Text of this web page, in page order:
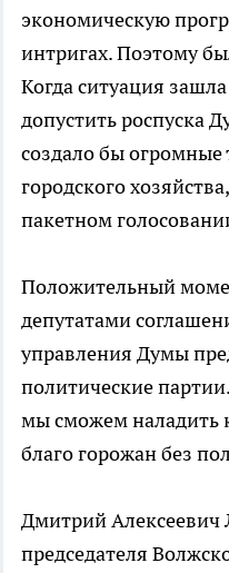
экономическую
интригах. Поэтому
Когда ситуация
допустить роспуска
создало бы огромные
городского
пакетном
Положительный
депутатами
управления Думы
политические
мы сможем наладить
благо горожан без
Дмитрий Алексеевич
председателя